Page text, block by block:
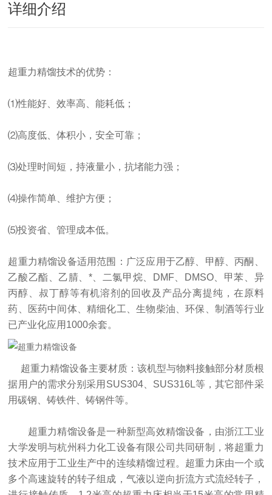
详细介绍
超重力精馏技术的优势：
⑴性能好、效率高、能耗低；
⑵高度低、体积小，安全可靠；
⑶处理时间短，持液量小，抗堵能力强；
⑷操作简单、维护方便；
⑸投资省、管理成本低。
超重力精馏设备适用范围：广泛应用于乙醇、甲醇、丙酮、
乙酸乙酯、乙腈、*、二氯甲烷、DMF、DMSO、甲苯、异
丙醇、叔丁醇等有机溶剂的回收及产品分离提纯，在原料
药、医药中间体、精细化工、生物柴油、环保、制酒等行业
已产业化应用1000余套。
超重力精馏设备主要材质：该机型与物料接触部分材质根
据用户的需求分别采用SUS304、SUS316L等，其它部件采
用碳钢、铸铁件、铸钢件等。
超重力精馏设备是一种新型高效精馏设备，由浙江工业
大学发明与杭州科力化工设备有限公司共同研制， 将超重力
技术应用于工业生产中的连续精馏过程。超重力床由一个或
多个高速旋转的转子组成，气液以逆向折流方式流经转子，